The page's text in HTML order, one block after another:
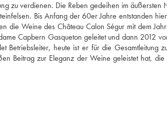
zu verdienen. Die Reben gedeihen im äußersten
Bis Anfang der 60er Jahre entstanden
die Weine des Château Calon Ségur mit dem
Capbern Gasqueton geleitet und dann 2012
heute ist er für die Gesamtleitung
Beitrag zur Eleganz der Weine geleistet hat, die